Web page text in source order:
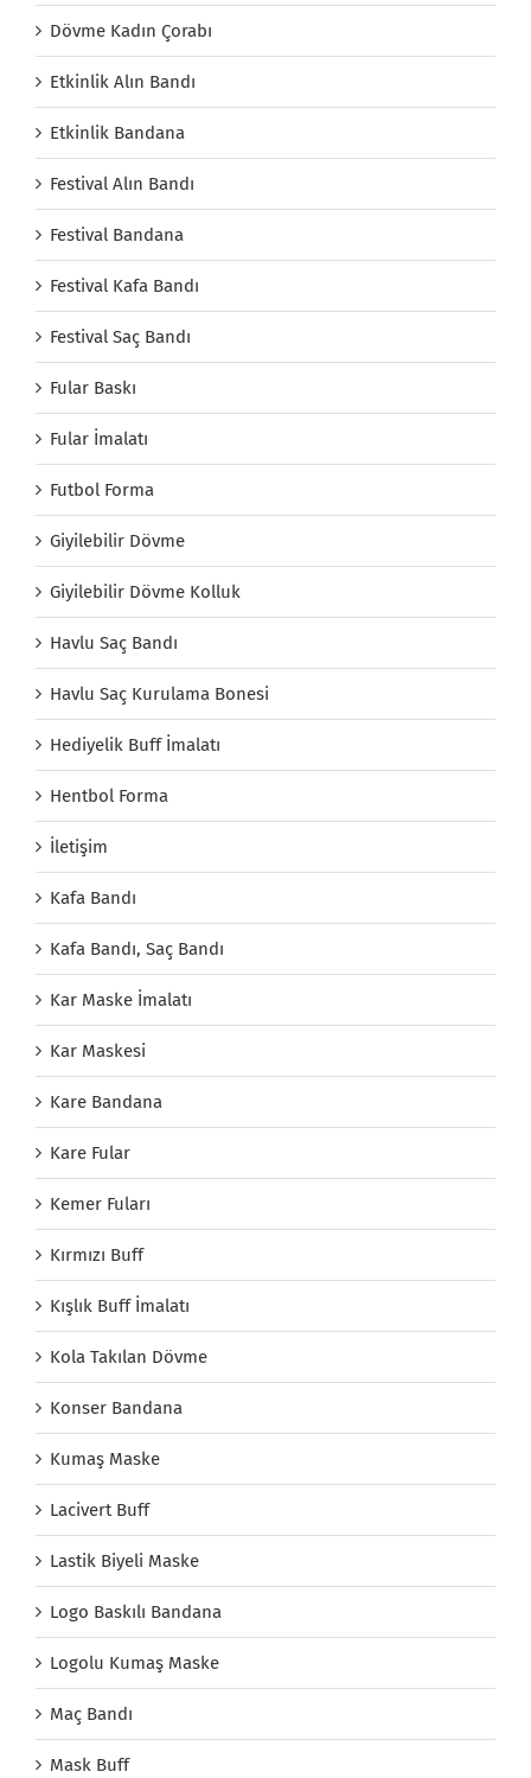
Dövme Kadın Çorabı
Etkinlik Alın Bandı
Etkinlik Bandana
Festival Alın Bandı
Festival Bandana
Festival Kafa Bandı
Festival Saç Bandı
Fular Baskı
Fular İmalatı
Futbol Forma
Giyilebilir Dövme
Giyilebilir Dövme Kolluk
Havlu Saç Bandı
Havlu Saç Kurulama Bonesi
Hediyelik Buff İmalatı
Hentbol Forma
İletişim
Kafa Bandı
Kafa Bandı, Saç Bandı
Kar Maske İmalatı
Kar Maskesi
Kare Bandana
Kare Fular
Kemer Fuları
Kırmızı Buff
Kışlık Buff İmalatı
Kola Takılan Dövme
Konser Bandana
Kumaş Maske
Lacivert Buff
Lastik Biyeli Maske
Logo Baskılı Bandana
Logolu Kumaş Maske
Maç Bandı
Mask Buff